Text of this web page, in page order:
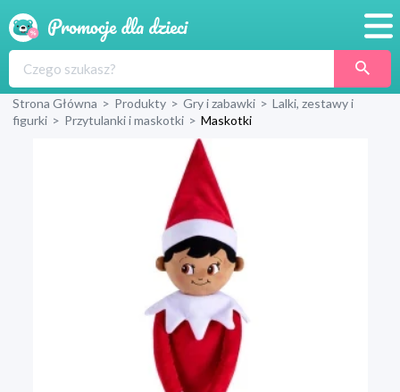
Produkty
Sklepy
Blog
Wyprawka
Strona Główna > Produkty > Gry i zabawki > Lalki, zestawy i
figurki > Przytulanki i maskotki > Maskotki